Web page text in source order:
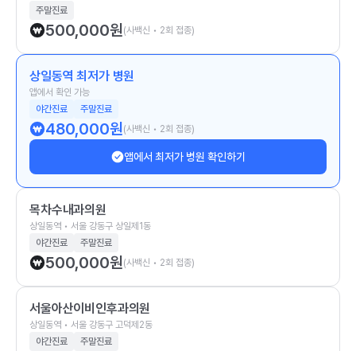
주말진료
500,000원(사백신 • 2회 접종)
상일동역 최저가 병원
앱에서 확인 가능
야간진료
주말진료
480,000원(사백신 • 2회 접종)
앱에서 최저가 병원 확인하기
목차수내과의원
상일동역 • 서울 강동구 상일제1동
야간진료
주말진료
500,000원(사백신 • 2회 접종)
서울아산이비인후과의원
상일동역 • 서울 강동구 고덕제2동
야간진료
주말진료